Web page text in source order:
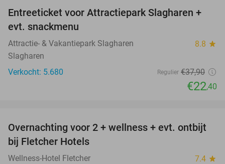
41%
Entreeticket voor Attractiepark Slagharen +
evt. snackmenu
Attractie- & Vakantiepark Slagharen 8.8 star
Slagharen
Verkocht: 5.680
Regulier €37,90
€22,40
55%
Overnachting voor 2 + wellness + evt. ontbijt
bij Fletcher Hotels
Wellness-Hotel Fletcher 7.4 star